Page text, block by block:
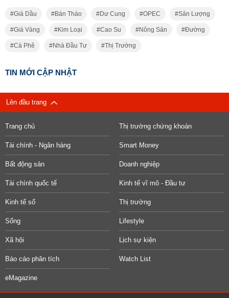
Giá Dầu Bán Tháo Dư Cung OPEC Sản Lượng
Giá Vàng Kim Loại Cao Su Nông Sản Đường
Cà Phê Nhà Đầu Tư Thị Trường
TIN MỚI CẬP NHẬT
Lên đầu trang
Trang chủ Thị trường chứng khoán
Tài chính - Ngân hàng Smart Money
Bất động sản Doanh nghiệp
Tài chính quốc tế Kinh tế vĩ mô - Đầu tư
Kinh tế số Thị trường
Sống Lifestyle
Xã hội Lịch sự kiện
Báo cáo phân tích Watch List
eMagazine